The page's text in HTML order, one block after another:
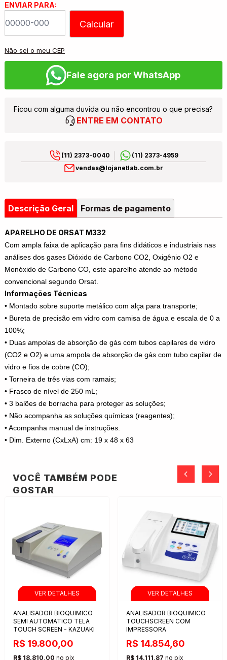
ENVIAR PARA:
Calcular
Não sei o meu CEP
Fale agora por WhatsApp
Ficou com alguma duvida ou não encontrou o que precisa?
ENTRE EM CONTATO
(11) 2373-0040
(11) 2373-4959
vendas@lojanetlab.com.br
Descrição Geral Formas de pagamento
APARELHO DE ORSAT M332
Com ampla faixa de aplicação para fins didáticos e industriais nas
análises dos gases Dióxido de Carbono CO2, Oxigênio O2 e
Monóxido de Carbono CO, este aparelho atende ao método
convencional segundo Orsat.
Informações Técnicas
• Montado sobre suporte metálico com alça para transporte;
• Bureta de precisão em vidro com camisa de água e escala de 0 a
100%;
• Duas ampolas de absorção de gás com tubos capilares de vidro
(CO2 e O2) e uma ampola de absorção de gás com tubo capilar de
vidro e fios de cobre (CO);
• Torneira de três vias com ramais;
• Frasco de nível de 250 mL;
• 3 balões de borracha para proteger as soluções;
• Não acompanha as soluções químicas (reagentes);
• Acompanha manual de instruções.
• Dim. Externo (CxLxA) cm: 19 x 48 x 63
VOCÊ TAMBÉM PODE
GOSTAR
ANALISADOR BIOQUIMICO
SEMI AUTOMATICO TELA
TOUCH SCREEN - KAZUAKI
R$ 19.800,00
R$ 18.810,00 no pix
ANALISADOR BIOQUIMICO
TOUCHSCREEN COM
IMPRESSORA
R$ 14.854,60
R$ 14.111,87 no pix